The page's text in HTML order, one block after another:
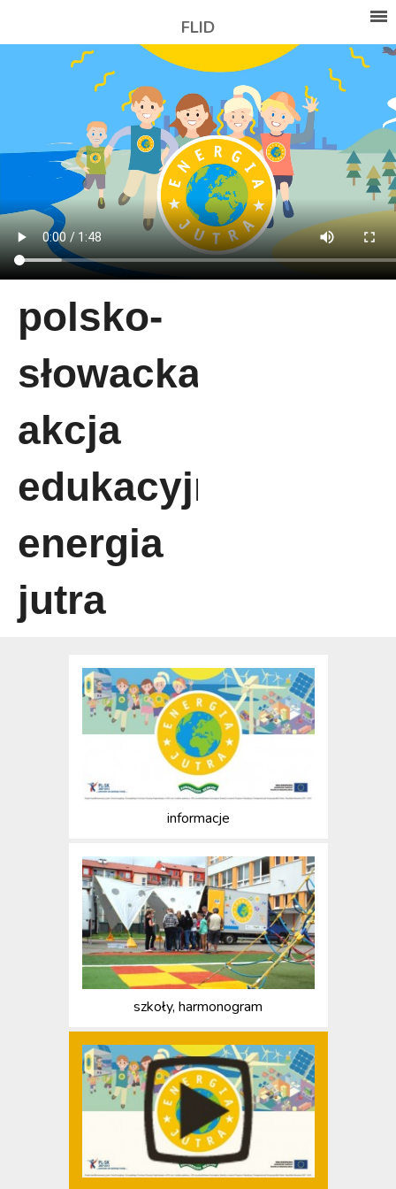
FLID
polsko-
słowacka
akcja
edukacyjna
energia
jutra
informacje
szkoły, harmonogram